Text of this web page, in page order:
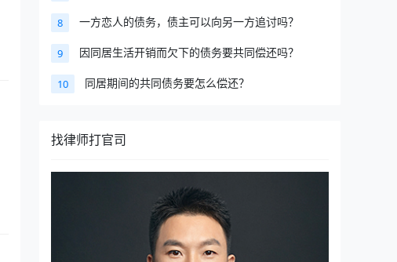
8 一方恋人的债务，债主可以向另一方追讨吗？
9 因同居生活开销而欠下的债务要共同偿还吗？
10 同居期间的共同债务要怎么偿还？
找律师打官司